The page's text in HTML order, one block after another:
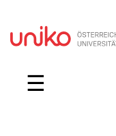
☰